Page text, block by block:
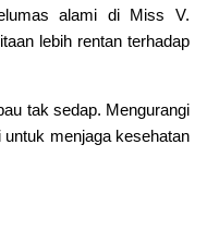
alami di Miss V.
lebih rentan terhadap
tak sedap. Mengurangi
menjaga kesehatan